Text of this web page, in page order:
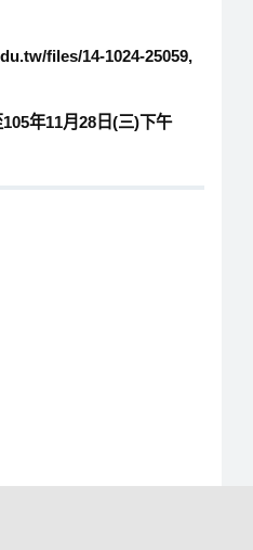
files/14-1024-25059,
年11月28日(三)下午